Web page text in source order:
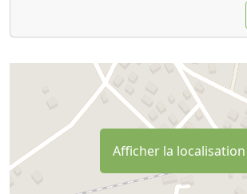
Pendant que vous restez ici, ce sera
Bien que nous ne soyons pas à la
séjour, n'hésitez pas à nous contacter
Si nous avons le changement d'invités
journée, le départ s'effectue à 10h00
à 14h00.
La location d'une journée pour passer
des amis pendant la journée, faire un
Afficher la localisation